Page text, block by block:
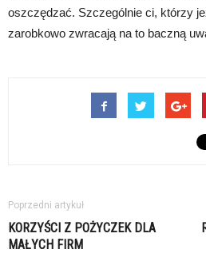
oszczędzać. Szczególnie ci, którzy
zarobkowo zwracają na to baczną
Poprzedni artykuł
KORZYŚCI Z POŻYCZEK DLA
MAŁYCH FIRM